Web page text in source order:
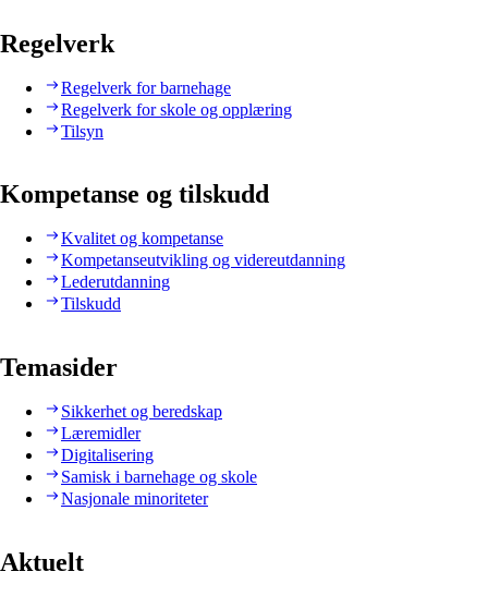
Regelverk
Regelverk for barnehage
Regelverk for skole og opplæring
Tilsyn
Kompetanse og tilskudd
Kvalitet og kompetanse
Kompetanseutvikling og videreutdanning
Lederutdanning
Tilskudd
Temasider
Sikkerhet og beredskap
Læremidler
Digitalisering
Samisk i barnehage og skole
Nasjonale minoriteter
Aktuelt